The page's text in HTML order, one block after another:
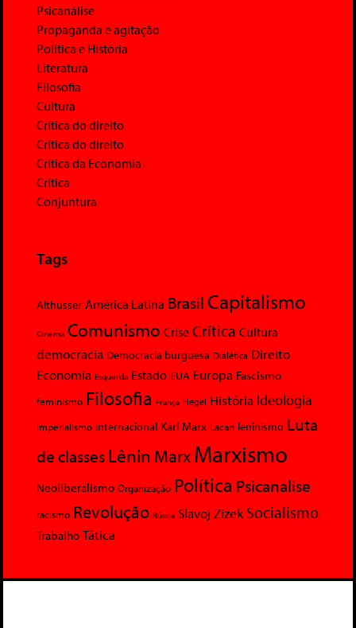
Psicanálise
Propaganda e agitação
Política e História
Literatura
Filosofia
Cultura
Crítica do direito
Crítica do direito
Crítica da Economia
Crítica
Conjuntura
Tags
Althusser América Latina Brasil Capitalismo
Cinema Comunismo Crise Crítica Cultura
democracia Democracia burguesa Dialética Direito
Economia Esquerda Estado EUA Europa Fascismo
feminismo Filosofia França Hegel História Ideologia
Imperialismo Internacional Karl Marx Lacan leninismo Luta
de classesLênin MarxMarxismo
Neoliberalismo Organização Política Psicanalise
racismo Revolução Rússia Slavoj Zizek Socialismo
Trabalho Tática